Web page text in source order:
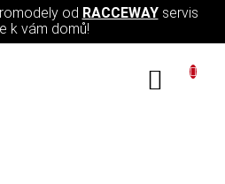
od RACCEWAYservis
k vám domů!